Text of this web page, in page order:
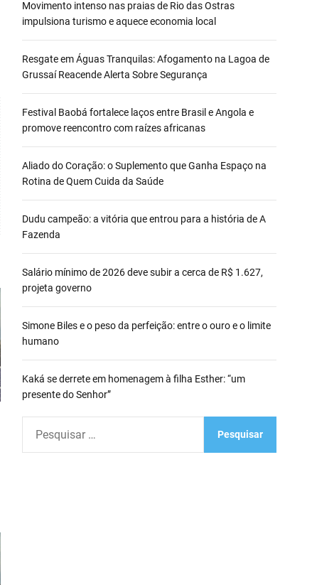
Movimento intenso nas praias de Rio das Ostras
impulsiona turismo e aquece economia local
Resgate em Águas Tranquilas: Afogamento na Lagoa de
Grussaí Reacende Alerta Sobre Segurança
Festival Baobá fortalece laços entre Brasil e Angola e
promove reencontro com raízes africanas
Aliado do Coração: o Suplemento que Ganha Espaço na
Rotina de Quem Cuida da Saúde
Dudu campeão: a vitória que entrou para a história de A
Fazenda
Salário mínimo de 2026 deve subir a cerca de R$ 1.627,
projeta governo
Simone Biles e o peso da perfeição: entre o ouro e o limite
humano
Kaká se derrete em homenagem à filha Esther: “um
presente do Senhor”